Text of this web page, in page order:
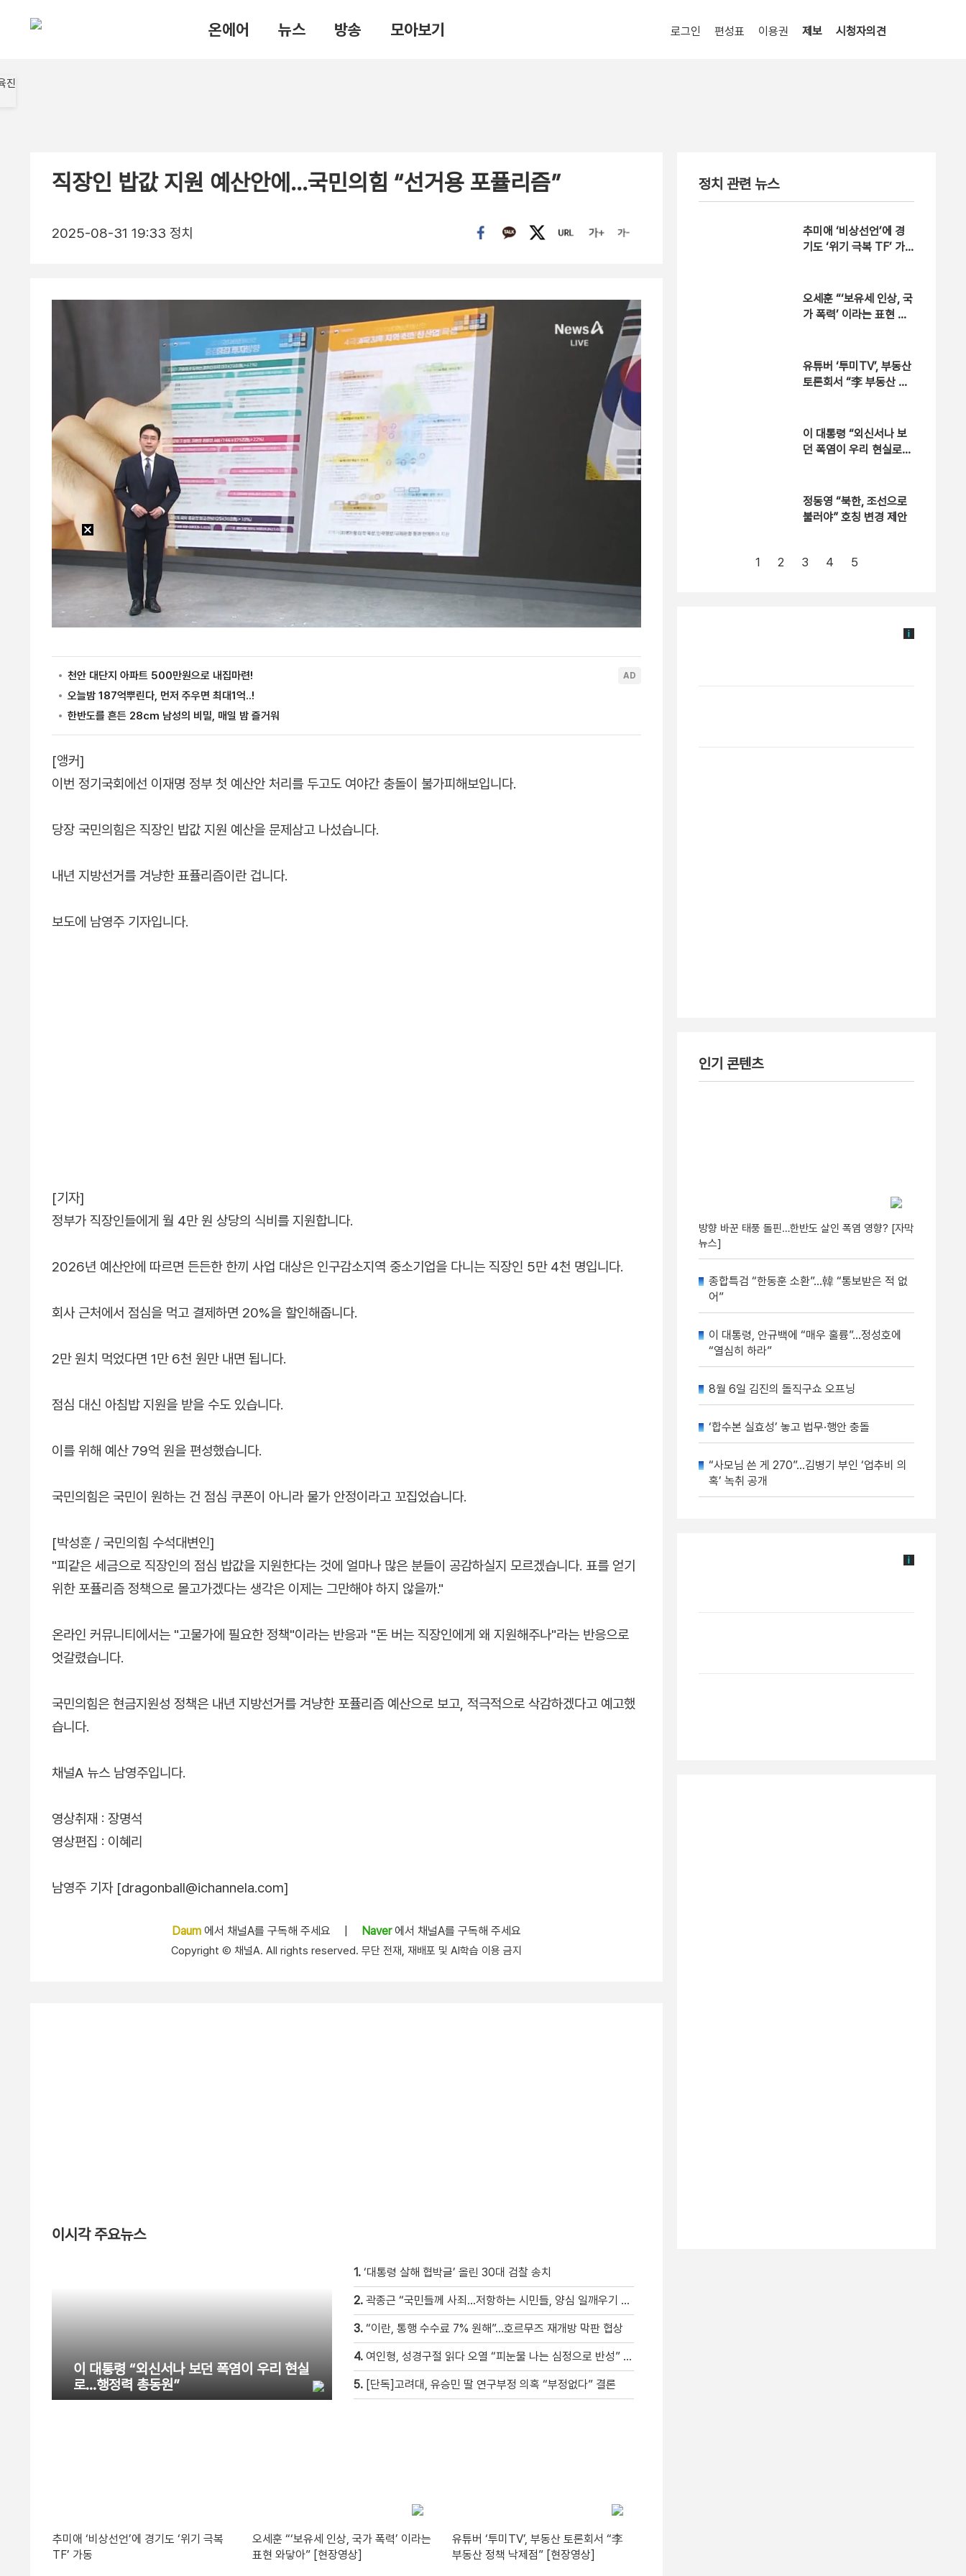
온에어 뉴스 방송 모아보기 로그인 편성표 이용권 제보 시청자의견
직장인 밥값 지원 예산안에…국민의힘 “선거용 포퓰리즘”
2025-08-31 19:33 정치
[앵커]
이번 정기국회에선 이재명 정부 첫 예산안 처리를 두고도 여야간 충돌이 불가피해보입니다.
당장 국민의힘은 직장인 밥값 지원 예산을 문제삼고 나섰습니다.
내년 지방선거를 겨냥한 표퓰리즘이란 겁니다.
보도에 남영주 기자입니다.
[기자]
정부가 직장인들에게 월 4만 원 상당의 식비를 지원합니다.
2026년 예산안에 따르면 든든한 한끼 사업 대상은 인구감소지역 중소기업을 다니는 직장인 5만 4천 명입니다.
회사 근처에서 점심을 먹고 결제하면 20%을 할인해줍니다.
2만 원치 먹었다면 1만 6천 원만 내면 됩니다.
점심 대신 아침밥 지원을 받을 수도 있습니다.
이를 위해 예산 79억 원을 편성했습니다.
국민의힘은 국민이 원하는 건 점심 쿠폰이 아니라 물가 안정이라고 꼬집었습니다.
[박성훈 / 국민의힘 수석대변인]
"피같은 세금으로 직장인의 점심 밥값을 지원한다는 것에 얼마나 많은 분들이 공감하실지 모르겠습니다. 표를 얻기
위한 포퓰리즘 정책으로 몰고가겠다는 생각은 이제는 그만해야 하지 않을까."
온라인 커뮤니티에서는 "고물가에 필요한 정책"이라는 반응과 "돈 버는 직장인에게 왜 지원해주나"라는 반응으로
엇갈렸습니다.
국민의힘은 현금지원성 정책은 내년 지방선거를 겨냥한 포퓰리즘 예산으로 보고, 적극적으로 삭감하겠다고 예고했
습니다.
채널A 뉴스 남영주입니다.
영상취재 : 장명석
영상편집 : 이혜리
남영주 기자 [dragonball@ichannela.com]
Daum 에서 채널A를 구독해 주세요 Naver에서 채널A를 구독해 주세요
Copyright Ⓒ 채널A. All rights reserved. 무단 전재, 재배포 및 AI학습 이용 금지
이시각 주요뉴스
이 대통령 “외신서나 보던 폭염이 우리 현실
로…행정력 총동원”
1. ‘대통령 살해 협박글’ 올린 30대 검찰 송치
2. 곽종근 “국민들께 사죄…저항하는 시민들, 양심 일깨우기 시작” [현장영상]
3. “이란, 통행 수수료 7% 원해”…호르무즈 재개방 막판 협상
4. 여인형, 성경구절 읽다 오열 “피눈물 나는 심정으로 반성” [현장영상]
5. [단독]고려대, 유승민 딸 연구부정 의혹 “부정없다” 결론
추미애 ‘비상선언’에 경기도 ‘위기 극복
TF’ 가동
오세훈 “‘보유세 인상, 국가 폭력’ 이라는
표현 와닿아” [현장영상]
유튜버 ‘투미TV’, 부동산 토론회서 “李
부동산 정책 낙제점” [현장영상]
정치 관련 뉴스
추미애 ‘비상선언’에 경
기도 ‘위기 극복 TF’ 가
오세훈 “‘보유세 인상, 국
가 폭력’ 이라는 표현 와
유튜버 ‘투미TV’, 부동산
토론회서 “李 부동산 정
이 대통령 “외신서나 보
던 폭염이 우리 현실로…
정동영 “북한, 조선으로
불러야” 호칭 변경 제안
1 2 3 4 5
인기 콘텐츠
방향 바꾼 태풍 돌핀…한반도 살인 폭염 영향? [자막
뉴스]
종합특검 “한동훈 소환”…韓 “통보받은 적 없
어”
이 대통령, 안규백에 “매우 훌륭”…정성호에
“열심히 하라”
8월 6일 김진의 돌직구쇼 오프닝
‘합수본 실효성’ 놓고 법무·행안 충돌
“사모님 쓴 게 270”…김병기 부인 ‘업추비 의
혹’ 녹취 공개